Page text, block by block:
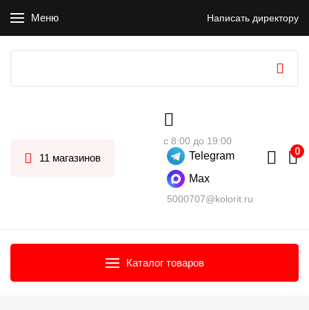
Меню Написать директору
11 магазинов
с 8:00 до 19:00
Telegram
Max
5000707@kolorit.ru
Каталог товаров